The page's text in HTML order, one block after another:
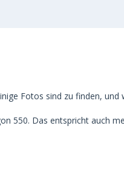
Fotos sind zu finden,
550. Das entspricht auch